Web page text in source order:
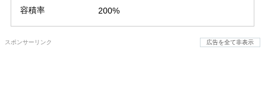
容積率 200%
スポンサーリンク 広告を全て非表示